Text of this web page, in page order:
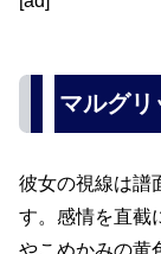
マルグ
彼女の視線は譜
す。感情を直截